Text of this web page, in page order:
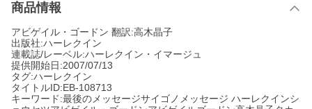
商品情報
アビゲイル・ゴードン 翻訳:高木晶子
出版社:ハーレクイン
連載誌/レーベル:ハーレクイン・イマージュ
提供開始日:2007/07/13
タグ:ハーレクイン
タイトルID:EB-108713
キーワード:最後のメッセージサイゴノメッセージ ハーレクインシ